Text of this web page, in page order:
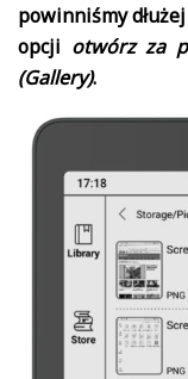
powinniśmy
opcji otwórz za
(Gallery).